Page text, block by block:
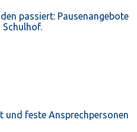
passiert: Pausenangebote
Schulhof.
und feste Ansprechpersonen